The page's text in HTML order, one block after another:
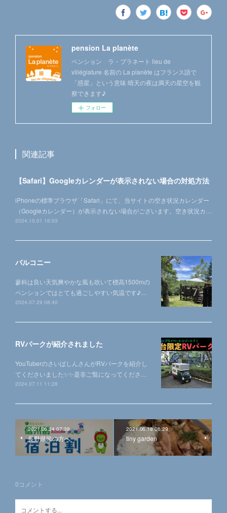
pension La planète
ペンション ラ・プラネート lieu de
villégiature 名前の La planète はフランス語で
「惑星」という意味 晴天の夜は満天の星空を観
察できます♪
フォロー
関連記事
【Safari】Googleカレンダーが表示されない場合の対処方法
iPhoneの標準ブラウザ「Safari」にて、当サイトの空き状況カレンダー
（Googleカレンダー）が表示されない場合がございます。空き状況カ…
2024.10.01 16:03
バルコニー
蓼科は良い天気爽やかな風も吹いて標高1500mの
ペンションではとても過ごしやすい気温です♪…
2024.07.29 08:40
RVパークが紹介されました
YouTuberのさいばしんさんがRVパークを紹介し
てくださいました✨✨是非ご覧になってくださ…
2024.07.11 11:28
2021.06.24 07:39
長野県民の方へ
2021.06.18 06:29
tiny garden
0コメント